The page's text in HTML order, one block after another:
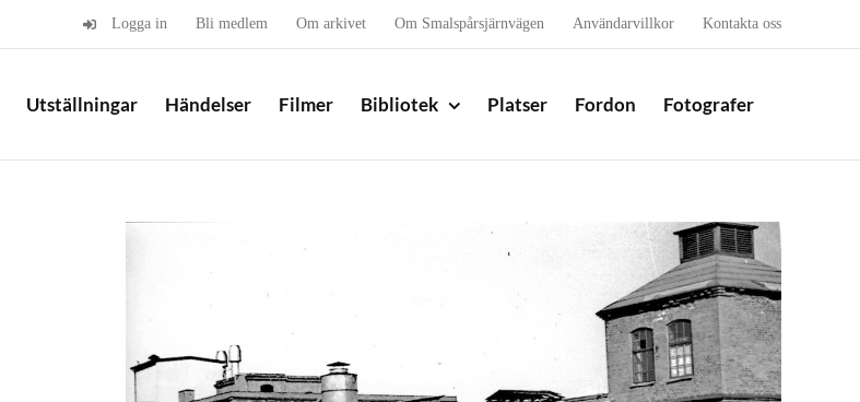
Logga in Bli medlem Om arkivet Om Smalspårsjärnvägen Användarvillkor Kontakta oss
Utställningar Händelser Filmer Bibliotek Platser Fordon Fotografer